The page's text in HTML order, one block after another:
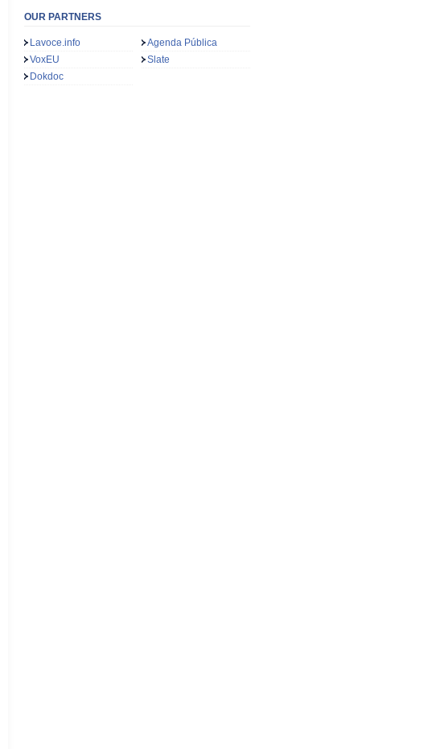
OUR PARTNERS
Lavoce.info
Agenda Pública
VoxEU
Slate
Dokdoc